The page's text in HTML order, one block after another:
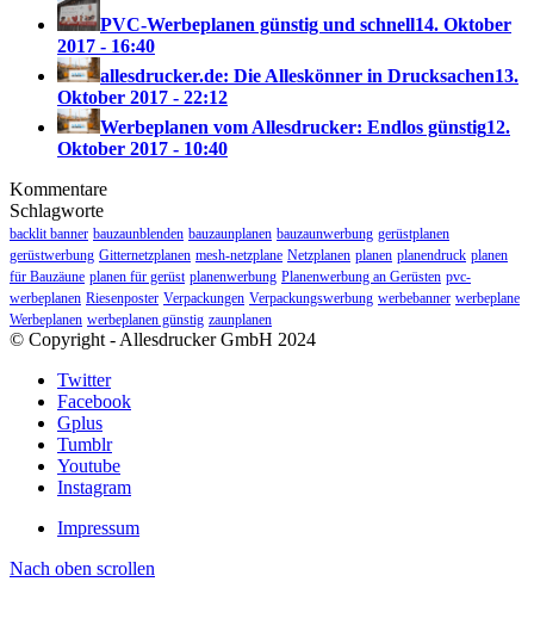
PVC-Werbeplanen günstig und schnell14. Oktober
2017 - 16:40
allesdrucker.de: Die Alleskönner in Drucksachen13.
Oktober 2017 - 22:12
Werbeplanen vom Allesdrucker: Endlos günstig12.
Oktober 2017 - 10:40
Kommentare
Schlagworte
backlit banner bauzaunblenden bauzaunplanen bauzaunwerbung gerüstplanen
gerüstwerbung Gitternetzplanen mesh-netzplane Netzplanen planen planendruck planen
für Bauzäune planen für gerüst planenwerbung Planenwerbung an Gerüsten pvc-
werbeplanen Riesenposter Verpackungen Verpackungswerbung werbebanner werbeplane
Werbeplanen werbeplanen günstig zaunplanen
© Copyright - Allesdrucker GmbH 2024
Twitter
Facebook
Gplus
Tumblr
Youtube
Instagram
Impressum
Nach oben scrollen